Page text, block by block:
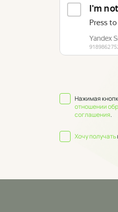
Нажимая
отношении
соглашения.
Хочу получать